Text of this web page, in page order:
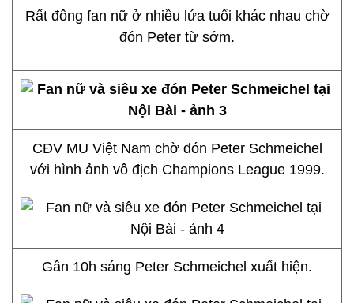
Rất đông fan nữ ở nhiều lứa tuổi khác nhau chờ
đón Peter từ sớm.
CĐV MU Việt Nam chờ đón Peter Schmeichel
với hình ảnh vô địch Champions League 1999.
Gần 10h sáng Peter Schmeichel xuất hiện.